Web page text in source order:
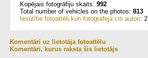
Kopējais fotogrāfiju skaits: 992
Total number of vehicles on the photos: 813
Iesūtītie fotoattēli,kuri fotografeja citi autori: 2
Komentāri uz lietotāja fotoattēlu
Komentāri, kurus raksta šis lietotājs